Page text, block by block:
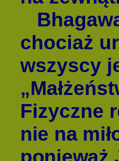
chociaż
wszyscy
Fizyczne
nie na
ponieważ